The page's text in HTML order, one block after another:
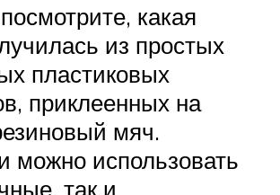
какая
из простых
пластиковых
приклеенных на
мяч.
можно использовать
так и